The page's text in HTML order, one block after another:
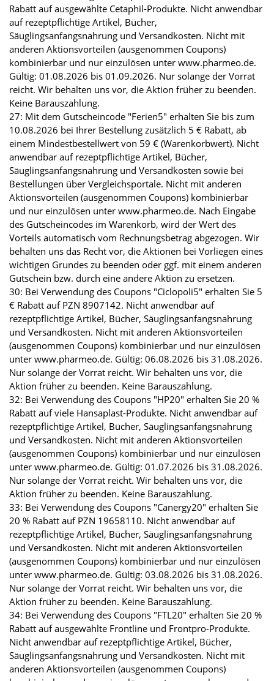
Rabatt auf ausgewählte Cetaphil-Produkte. Nicht anwendbar
auf rezeptpflichtige Artikel, Bücher,
Säuglingsanfangsnahrung und Versandkosten. Nicht mit
anderen Aktionsvorteilen (ausgenommen Coupons)
kombinierbar und nur einzulösen unter www.pharmeo.de.
Gültig: 01.08.2026 bis 01.09.2026. Nur solange der Vorrat
reicht. Wir behalten uns vor, die Aktion früher zu beenden.
Keine Barauszahlung.
27: Mit dem Gutscheincode "Ferien5" erhalten Sie bis zum
10.08.2026 bei Ihrer Bestellung zusätzlich 5 € Rabatt, ab
einem Mindestbestellwert von 59 € (Warenkorbwert). Nicht
anwendbar auf rezeptpflichtige Artikel, Bücher,
Säuglingsanfangsnahrung und Versandkosten sowie bei
Bestellungen über Vergleichsportale. Nicht mit anderen
Aktionsvorteilen (ausgenommen Coupons) kombinierbar
und nur einzulösen unter www.pharmeo.de. Nach Eingabe
des Gutscheincodes im Warenkorb, wird der Wert des
Vorteils automatisch vom Rechnungsbetrag abgezogen. Wir
behalten uns das Recht vor, die Aktionen bei Vorliegen eines
wichtigen Grundes zu beenden oder ggf. mit einem anderen
Gutschein bzw. durch eine andere Aktion zu ersetzen.
30: Bei Verwendung des Coupons "Ciclopoli5" erhalten Sie 5
€ Rabatt auf PZN 8907142. Nicht anwendbar auf
rezeptpflichtige Artikel, Bücher, Säuglingsanfangsnahrung
und Versandkosten. Nicht mit anderen Aktionsvorteilen
(ausgenommen Coupons) kombinierbar und nur einzulösen
unter www.pharmeo.de. Gültig: 06.08.2026 bis 31.08.2026.
Nur solange der Vorrat reicht. Wir behalten uns vor, die
Aktion früher zu beenden. Keine Barauszahlung.
32: Bei Verwendung des Coupons "HP20" erhalten Sie 20 %
Rabatt auf viele Hansaplast-Produkte. Nicht anwendbar auf
rezeptpflichtige Artikel, Bücher, Säuglingsanfangsnahrung
und Versandkosten. Nicht mit anderen Aktionsvorteilen
(ausgenommen Coupons) kombinierbar und nur einzulösen
unter www.pharmeo.de. Gültig: 01.07.2026 bis 31.08.2026.
Nur solange der Vorrat reicht. Wir behalten uns vor, die
Aktion früher zu beenden. Keine Barauszahlung.
33: Bei Verwendung des Coupons "Canergy20" erhalten Sie
20 % Rabatt auf PZN 19658110. Nicht anwendbar auf
rezeptpflichtige Artikel, Bücher, Säuglingsanfangsnahrung
und Versandkosten. Nicht mit anderen Aktionsvorteilen
(ausgenommen Coupons) kombinierbar und nur einzulösen
unter www.pharmeo.de. Gültig: 03.08.2026 bis 31.08.2026.
Nur solange der Vorrat reicht. Wir behalten uns vor, die
Aktion früher zu beenden. Keine Barauszahlung.
34: Bei Verwendung des Coupons "FTL20" erhalten Sie 20 %
Rabatt auf ausgewählte Frontline und Frontpro-Produkte.
Nicht anwendbar auf rezeptpflichtige Artikel, Bücher,
Säuglingsanfangsnahrung und Versandkosten. Nicht mit
anderen Aktionsvorteilen (ausgenommen Coupons)